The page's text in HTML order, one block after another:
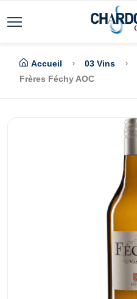
Accueil 03 Vins
Frères Féchy AOC